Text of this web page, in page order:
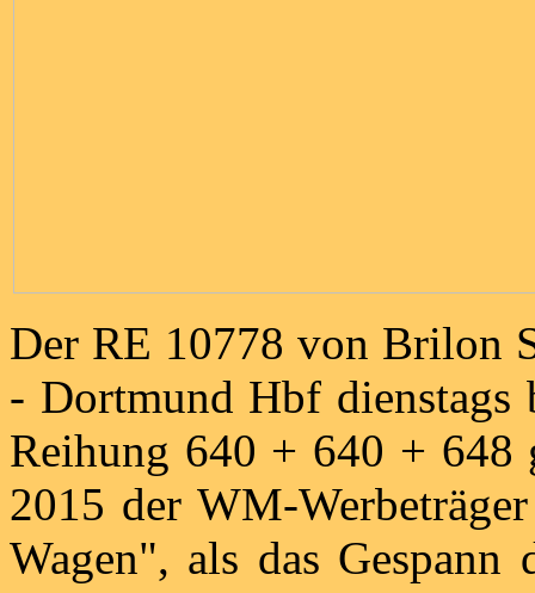
Der RE 10778 von Brilon
- Dortmund Hbf dienstags
Reihung 640 + 640 + 648
2015 der WM-
Wagen", als das